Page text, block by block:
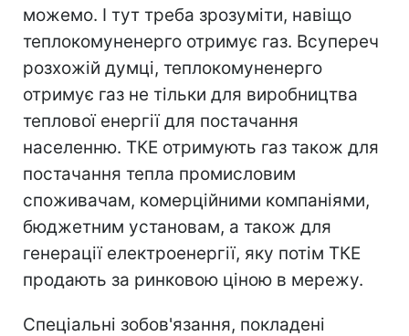
можемо. І тут треба зрозуміти, навіщо
теплокомуненерго отримує газ. Всупереч
розхожій думці, теплокомуненерго
отримує газ не тільки для виробництва
теплової енергії для постачання
населенню. ТКЕ отримують газ також для
постачання тепла промисловим
споживачам, комерційними компаніями,
бюджетним установам, а також для
генерації електроенергії, яку потім ТКЕ
продають за ринковою ціною в мережу.
Спеціальні зобов'язання, покладені